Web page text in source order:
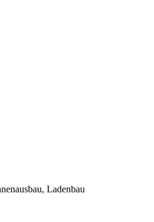
Ladenbau